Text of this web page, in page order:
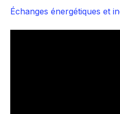
Échanges énergétiques et